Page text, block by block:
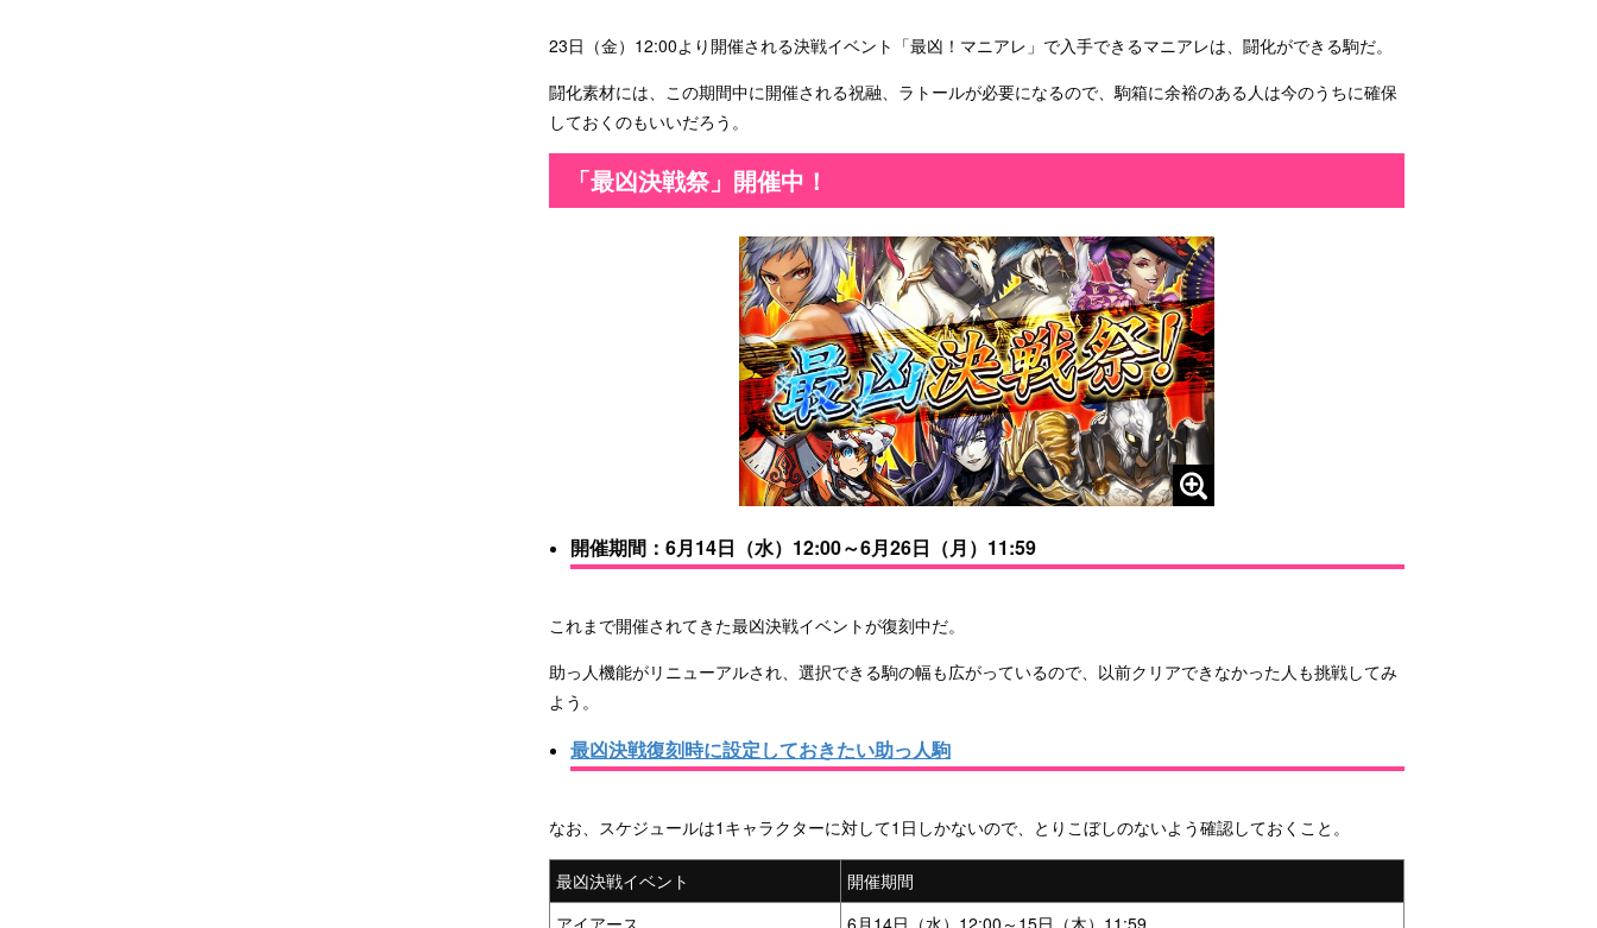
23日（金）12:00より開催される決戦イベント「最凶！マニアレ」で入手できるマニアレは、闘化ができる駒だ。
闘化素材には、この期間中に開催される祝融、ラトールが必要になるので、駒箱に余裕のある人は今のうちに確保
しておくのもいいだろう。
「最凶決戦祭」開催中！
開催期間：6月14日（水）12:00～6月26日（月）11:59
これまで開催されてきた最凶決戦イベントが復刻中だ。
助っ人機能がリニューアルされ、選択できる駒の幅も広がっているので、以前クリアできなかった人も挑戦してみ
よう。
最凶決戦復刻時に設定しておきたい助っ人駒
なお、スケジュールは1キャラクターに対して1日しかないので、とりこぼしのないよう確認しておくこと。
最凶決戦イベント
開催期間
アイアース
6月14日（水）12:00～15日（木）11:59